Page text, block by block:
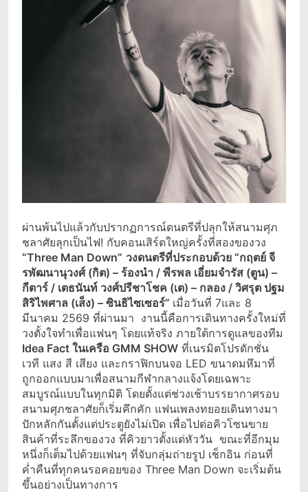
ผ่านพ้นไปแล้วกับปรากฏการณ์ดนตรีที่ปลุกให้สนามศุภ
ชลาศัยลุกเป็นไฟ! กับคอนเสิร์ตใหญ่ครั้งที่สองของวง
“Three Man Down” วงดนตรีที่ประกอบด้วย “กฤตย์ จี
รพัฒนานุวงศ์ (กิต) – ร้องนำ / พีรพล เอี่ยมจำรัส (ตูน) –
กีตาร์ / เตธนันท์ วงศ์ปรีชาโชค (เต) – กลอง / วิศรุต ปฐม
สิริไพศาล (เส็ง) – ซินธิไซเซอร์” เมื่อวันที่ 7และ 8
มีนาคม 2569 ที่ผ่านมา งานนี้คือการเดินทางครั้งใหม่ที่
วงตั้งใจทำเพื่อแฟนๆ โดยแท้จริง ภายใต้การดูแลของทีม
Idea Fact ในเครือ GMM SHOW ที่เนรมิตโปรดักชั่น
เวที แสง สี เสียง และกราฟิกบนจอ LED ขนาดมหึมาที่
ถูกออกแบบมาเพื่อสนามกีฬากลางแจ้งโดยเฉพาะ
สมบูรณ์แบบในทุกมิติ โดยตั้งแต่ช่วงเช้าบรรยากาศรอบ
สนามศุภชลาศัยก็เริ่มคึกคัก แฟนเพลงทยอยเดินทางมา
ปักหลักกันตั้งแต่ประตูยังไม่เปิด เพื่อไปต่อคิวโซนขาย
สินค้าที่ระลึกของวง ที่คิวยาวตั้งแต่หัววัน ขณะที่อีกมุม
หนึ่งก็เต็มไปด้วยแฟนๆ ที่จับกลุ่มถ่ายรูป เช็กอิน ก่อนที่
ค่ำคืนที่ทุกคนรอคอยของ Three Man Down จะเริ่มต้น
ขึ้นอย่างเป็นทางการ